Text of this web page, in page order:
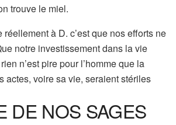
trouve le miel.
réellement à D. c’est que nos efforts ne
notre investissement dans la vie
n’est pire pour l’homme que la
actes, voire sa vie, seraient stériles
DE NOS SAGES